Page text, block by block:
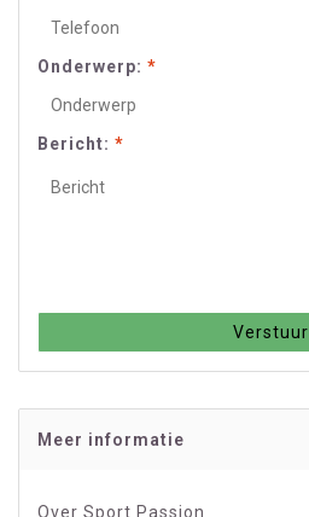
Onderwerp: *
Bericht: *
Verstuur
Meer informatie
Over Sport Passion